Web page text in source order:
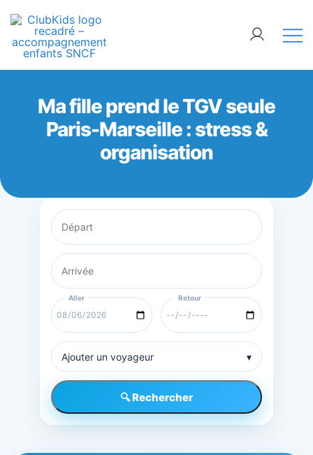
content
ClubKids
Ma fille prend le TGV seule
Paris-Marseille : stress &
organisation
Ajouter un voyageur ▾
🔍 Rechercher
🚨 Nos accompagnements sont pris d’assaut.
Réservez dès maintenant !